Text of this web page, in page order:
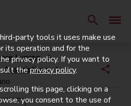
Lugano
Associations
party tools it uses make use
its operation and for the
privacy policy. If you want to
theprivacy policy.
this page, clicking on a
you consent to the use of